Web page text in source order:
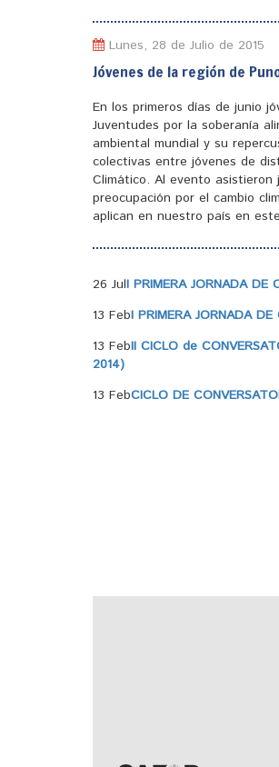
Lunes, 28 de Julio de 2015
Jóvenes de la región de
En los primeros días de junio
Juventudes por la soberanía
ambiental mundial y su
colectivas entre jóvenes de
Climático. Al evento asistieron
preocupación por el cambio
aplican en nuestro país en
26 JulI PRIMERA JORNADA DE
13 FebI PRIMERA JORNADA DE
13 FebII CICLO de
2014)
13 FebCICLO DE